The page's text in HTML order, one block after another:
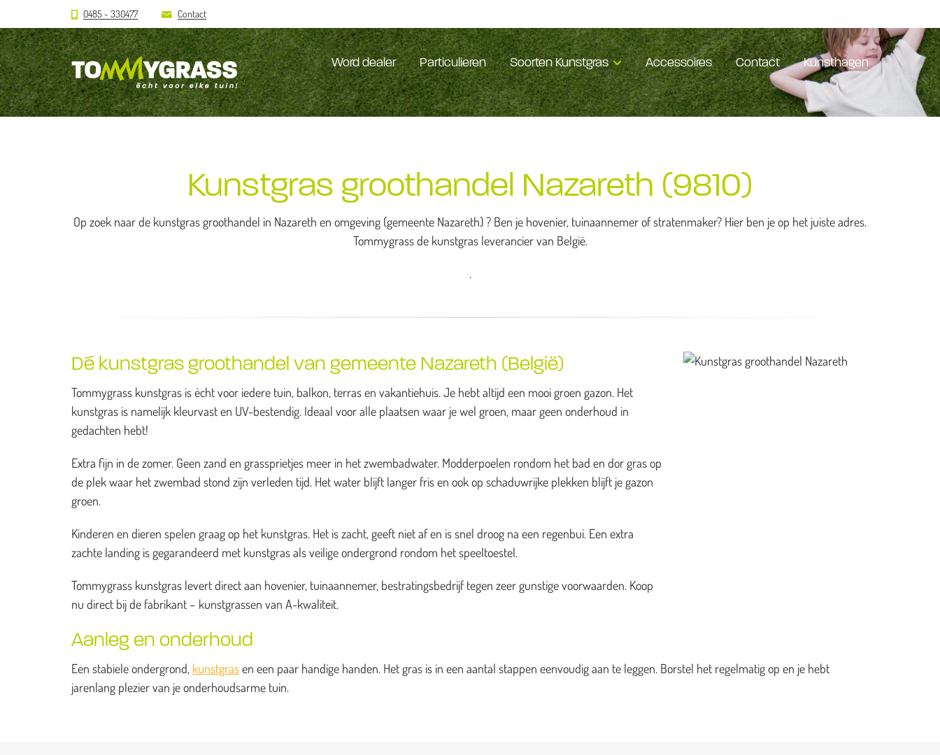
0485 - 330477 Contact
Word dealer Particulieren Soorten Kunstgras Accessoires Contact Kunsthagen
Kunstgras groothandel Nazareth (9810)
Op zoek naar de kunstgras groothandel in Nazareth en omgeving (gemeente Nazareth) ? Ben je hovenier, tuinaannemer of stratenmaker? Hier ben je op het juiste adres.
Tommygrass de kunstgras leverancier van België.
.
Dé kunstgras groothandel van gemeente Nazareth (België)
Tommygrass kunstgras is ècht voor iedere tuin, balkon, terras en vakantiehuis. Je hebt altijd een mooi groen gazon. Het
kunstgras is namelijk kleurvast en UV-bestendig. Ideaal voor alle plaatsen waar je wel groen, maar geen onderhoud in
gedachten hebt!
Extra fijn in de zomer. Geen zand en grassprietjes meer in het zwembadwater. Modderpoelen rondom het bad en dor gras op
de plek waar het zwembad stond zijn verleden tijd. Het water blijft langer fris en ook op schaduwrijke plekken blijft je gazon
groen.
Kinderen en dieren spelen graag op het kunstgras. Het is zacht, geeft niet af en is snel droog na een regenbui. Een extra
zachte landing is gegarandeerd met kunstgras als veilige ondergrond rondom het speeltoestel.
Tommygrass kunstgras levert direct aan hovenier, tuinaannemer, bestratingsbedrijf tegen zeer gunstige voorwaarden. Koop
nu direct bij de fabrikant – kunstgrassen van A-kwaliteit.
Aanleg en onderhoud
Een stabiele ondergrond, kunstgrasen een paar handige handen. Het gras is in een aantal stappen eenvoudig aan te leggen. Borstel het regelmatig op en je hebt
jarenlang plezier van je onderhoudsarme tuin.